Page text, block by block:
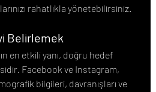
rahatlıkla yönetebilirsiniz.
Belirlemek
en etkili yanı, doğru hedef
Facebook ve Instagram,
bilgileri, davranışları ve